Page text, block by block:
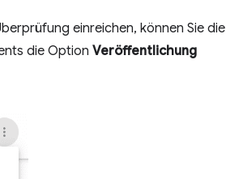
einreichen, können Sie die
die Option Veröffentlichung